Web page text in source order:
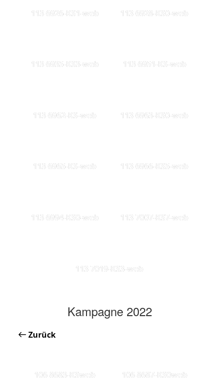
113 6926-KS1-web 113 6928-KS0-web
113 6935-KS3-web 113 6951-KS-web
113 6962-KS-web 113 6963-KS0-web
113 6965-KS-web 113 6966-KS5-web
113 6994-KS0-web 113 7007-KS7-web
113 7019-KS3-web
Kampagne 2022
Zurück
106 8683-KSweb 106 8687-KS0web